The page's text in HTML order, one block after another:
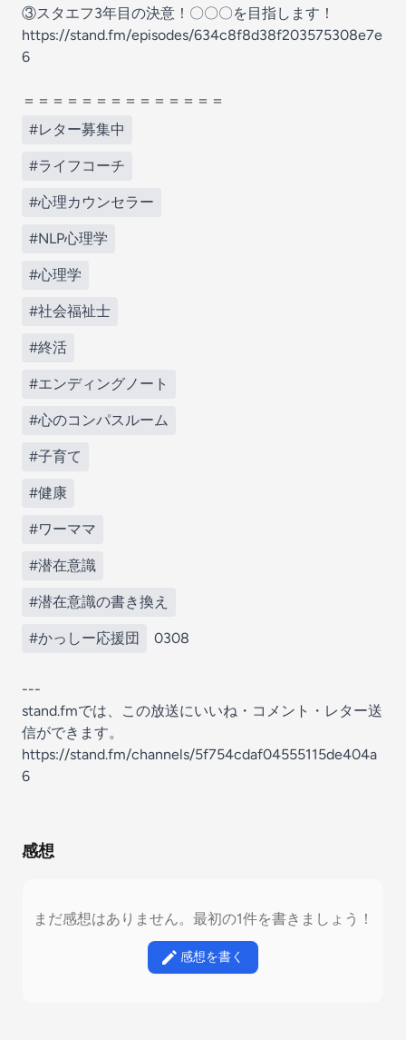
③スタエフ3年目の決意！〇〇〇を目指します！
https://stand.fm/episodes/634c8f8d38f203575308e7e
6
＝＝＝＝＝＝＝＝＝＝＝＝＝＝
#レター募集中
#ライフコーチ
#心理カウンセラー
#NLP心理学
#心理学
#社会福祉士
#終活
#エンディングノート
#心のコンパスルーム
#子育て
#健康
#ワーママ
#潜在意識
#潜在意識の書き換え
#かっしー応援団 0308
---
stand.fmでは、この放送にいいね・コメント・レター送
信ができます。
https://stand.fm/channels/5f754cdaf04555115de404a
6
感想
まだ感想はありません。最初の1件を書きましょう！
感想を書く